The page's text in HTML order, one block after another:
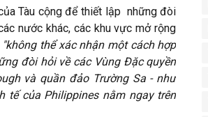
Tàu cộng để thiết lập những đòi
nước khác, các khu vực mở rộng
"không thể xác nhận một cách hợp
đòi hỏi về các Vùng Đặc quyền
và quần đảo Trường Sa - như
tế của Philippines nằm ngay trên